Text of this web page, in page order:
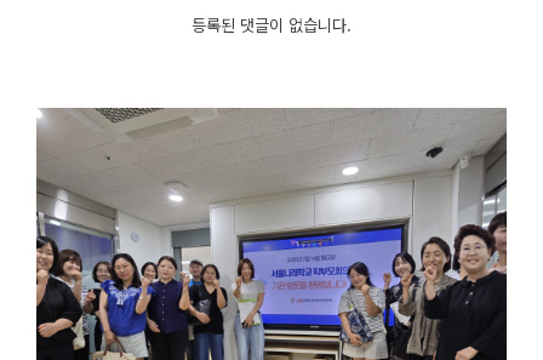
등록된 댓글이 없습니다.